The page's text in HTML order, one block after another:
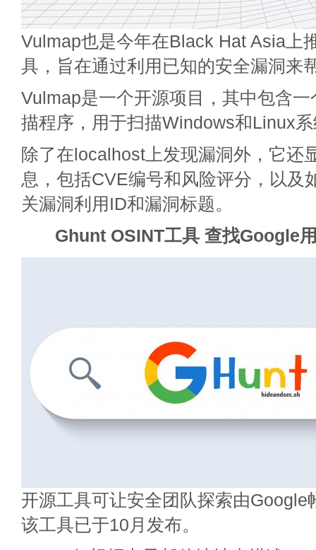
Vulmap也是今年在Black Hat Asia上
具，旨在通过利用已知的安全漏洞来
Vulmap是一个开源项目，其中包含
描程序，用于扫描Windows和Linux
除了在localhost上发现漏洞外，它还
息，包括CVE编号和风险评分，以及
关漏洞利用ID和漏洞标题。
Ghunt OSINT工具 查找Google
开源工具可让安全团队探索由Google
该工具已于10月发布。